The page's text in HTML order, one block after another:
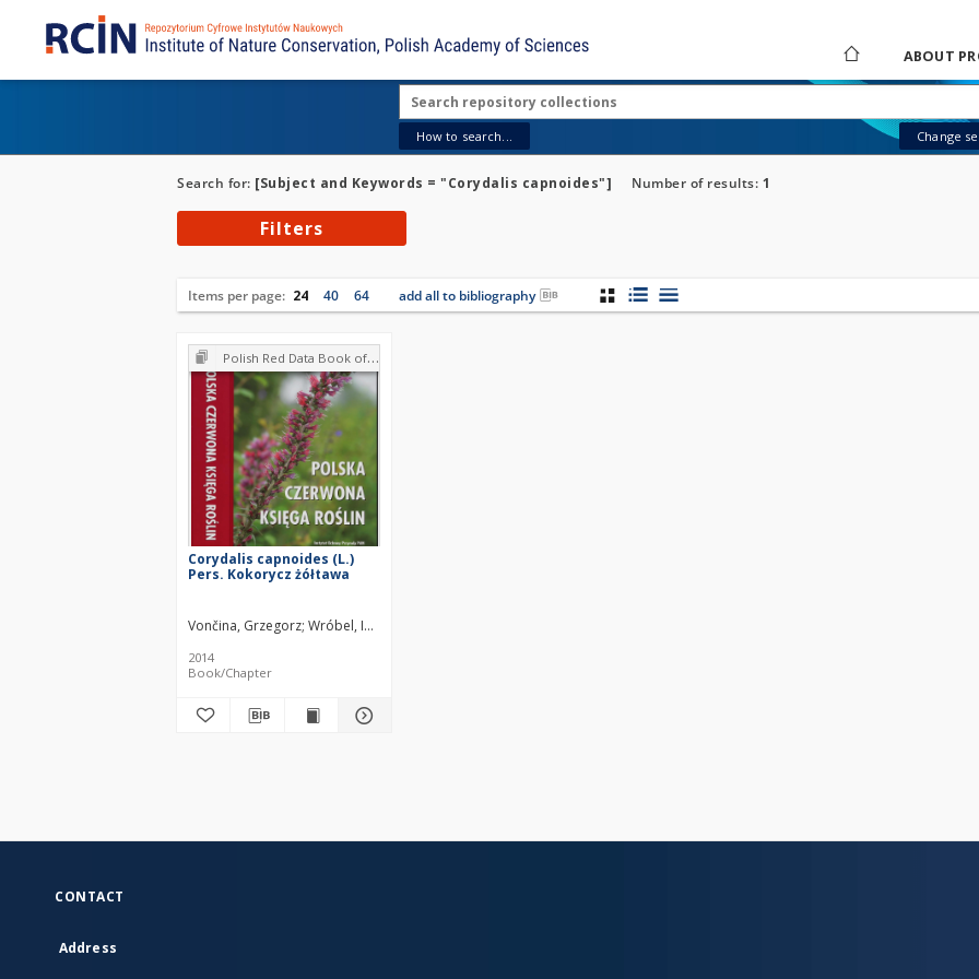
ABOUT
How to search... Change
Search for: [Subject and Keywords = "Corydalis capnoides"] Number of results: 1
Filters
Items per page: 24 40 64 add all to bibliography
Polish Red Data Book of Plants : Pteridophytes and flowering plants
Corydalis capnoides (L.)
Pers. Kokorycz żółtawa
Vončina, Grzegorz Wróbel, Iwona
2014
Book/Chapter
CONTACT
Address